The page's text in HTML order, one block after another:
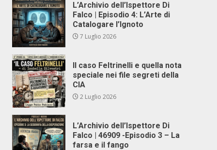
L’Archivio dell’Ispettore Di
Falco | Episodio 4: L’Arte di
Catalogare l’Ignoto
7 Luglio 2026
Il caso Feltrinelli e quella nota
speciale nei file segreti della
CIA
2 Luglio 2026
L’Archivio dell’Ispettore Di
Falco | 46909 -Episodio 3 – La
farsa e il fango